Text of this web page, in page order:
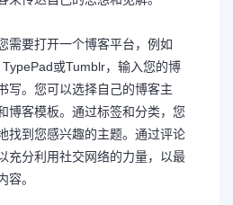
需要打开一个博客平台，例如
或Tumblr，输入您的博
写。您可以选择自己的博客主
博客模板。通过标签和分类，您
找到您感兴趣的主题。通过评论
充分利用社交网络的力量，以最
容。